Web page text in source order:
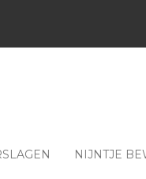
NIJNTJE